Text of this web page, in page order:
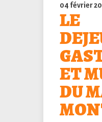
04 février
LE
ET
DU